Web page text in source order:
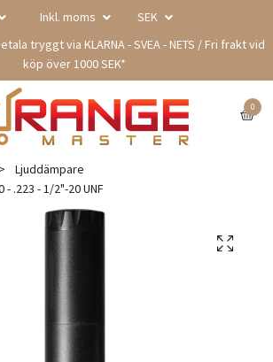
Inkl. moms
SEK
tryggt via KLARNA - SVEA - NETS / Fri frakt vid
köp över 1000 SEK*
0
Ljuddämpare
- .223 - 1/2"-20 UNF